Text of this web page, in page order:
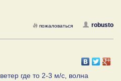
robusto
пожаловаться
где то 2-3 м/с, волна